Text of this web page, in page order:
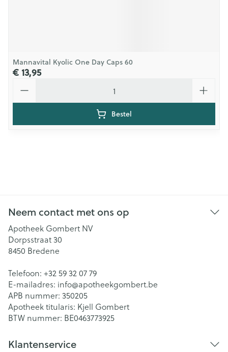
Mannavital Kyolic One Day Caps 60
€ 13,95
Bestel
Neem contact met ons op
Apotheek Gombert NV
Dorpsstraat 30
8450 Bredene
Telefoon: +32 59 32 07 79
E-mailadres: info@apotheekgombert.be
APB nummer: 350205
Apotheek titularis: Kjell Gombert
BTW nummer: BE0463773925
Klantenservice